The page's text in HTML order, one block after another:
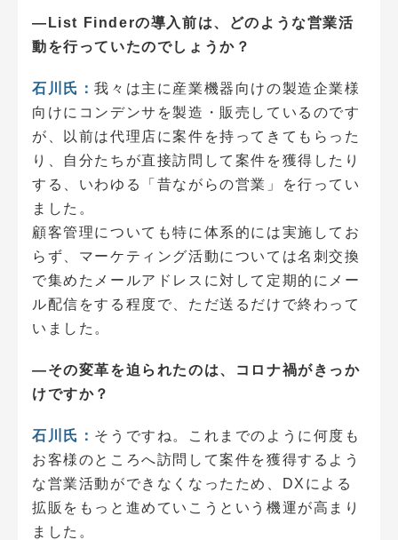
―List Finderの導入前は、どのような営業活
動を行っていたのでしょうか？
石川氏：我々は主に産業機器向けの製造企業様
向けにコンデンサを製造・販売しているのです
が、以前は代理店に案件を持ってきてもらった
り、自分たちが直接訪問して案件を獲得したり
する、いわゆる「昔ながらの営業」を行ってい
ました。
顧客管理についても特に体系的には実施してお
らず、マーケティング活動については名刺交換
で集めたメールアドレスに対して定期的にメー
ル配信をする程度で、ただ送るだけで終わって
いました。
―その変革を迫られたのは、コロナ禍がきっか
けですか？
石川氏： そうですね。これまでのように何度も
お客様のところへ訪問して案件を獲得するよう
な営業活動ができなくなったため、DXによる
拡販をもっと進めていこうという機運が高まり
ました。